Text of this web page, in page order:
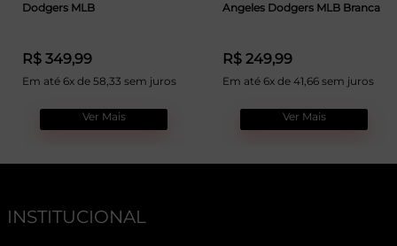
Dodgers MLB
R$ 349,99
Em até 6x de 58,33 sem juros
Ver Mais
Angeles Dodgers MLB Branca
R$ 249,99
Em até 6x de 41,66 sem juros
Ver Mais
INSTITUCIONAL